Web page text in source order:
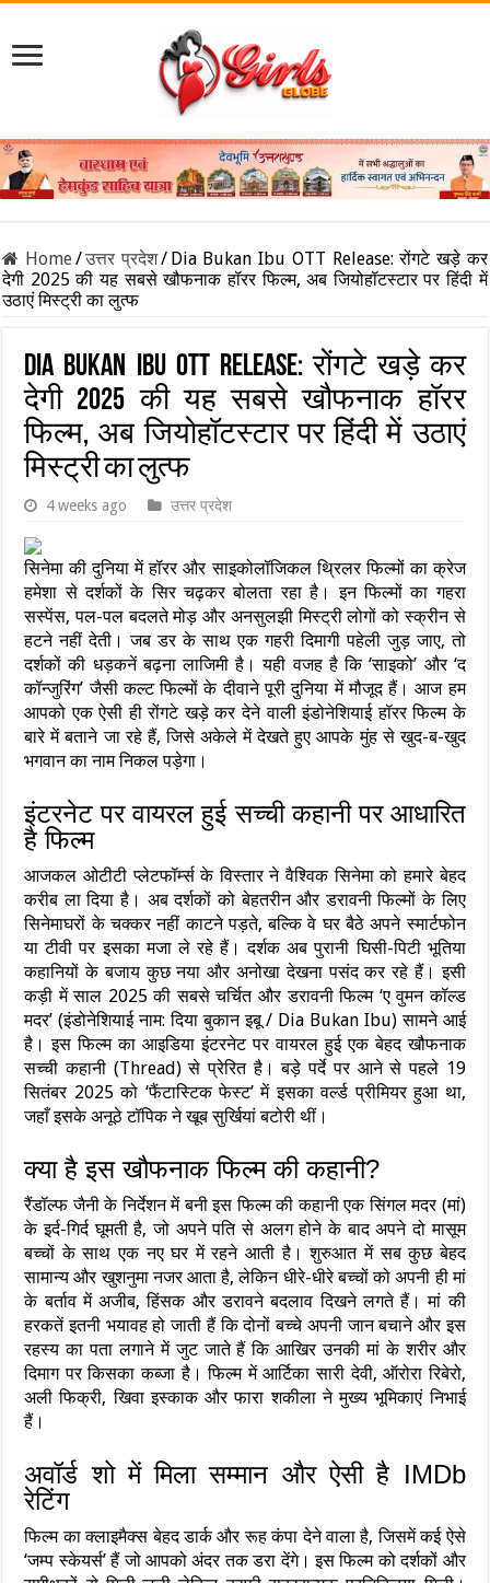
Home/उत्तर प्रदेश/ Dia Bukan Ibu OTT Release: रोंगटे खड़े कर
देगी 2025 की यह सबसे खौफनाक हॉरर फिल्म, अब जियोहॉटस्टार पर हिंदी में
उठाएं मिस्ट्री का लुत्फ
Dia Bukan Ibu OTT Release: रोंगटे खड़े कर
देगी 2025 की यह सबसे खौफनाक हॉरर
फिल्म, अब जियोहॉटस्टार पर हिंदी में उठाएं
मिस्ट्री का लुत्फ
4 weeks ago उत्तर प्रदेश
सिनेमा की दुनिया में हॉरर और साइकोलॉजिकल थ्रिलर फिल्मों का क्रेज
हमेशा से दर्शकों के सिर चढ़कर बोलता रहा है। इन फिल्मों का गहरा
सस्पेंस, पल-पल बदलते मोड़ और अनसुलझी मिस्ट्री लोगों को स्क्रीन से
हटने नहीं देती। जब डर के साथ एक गहरी दिमागी पहेली जुड़ जाए, तो
दर्शकों की धड़कनें बढ़ना लाजिमी है। यही वजह है कि ‘साइको’ और ‘द
कॉन्जुरिंग’ जैसी कल्ट फिल्मों के दीवाने पूरी दुनिया में मौजूद हैं। आज हम
आपको एक ऐसी ही रोंगटे खड़े कर देने वाली इंडोनेशियाई हॉरर फिल्म के
बारे में बताने जा रहे हैं, जिसे अकेले में देखते हुए आपके मुंह से खुद-ब-खुद
भगवान का नाम निकल पड़ेगा।
इंटरनेट पर वायरल हुई सच्ची कहानी पर आधारित
है फिल्म
आजकल ओटीटी प्लेटफॉर्म्स के विस्तार ने वैश्विक सिनेमा को हमारे बेहद
करीब ला दिया है। अब दर्शकों को बेहतरीन और डरावनी फिल्मों के लिए
सिनेमाघरों के चक्कर नहीं काटने पड़ते, बल्कि वे घर बैठे अपने स्मार्टफोन
या टीवी पर इसका मजा ले रहे हैं। दर्शक अब पुरानी घिसी-पिटी भूतिया
कहानियों के बजाय कुछ नया और अनोखा देखना पसंद कर रहे हैं। इसी
कड़ी में साल 2025 की सबसे चर्चित और डरावनी फिल्म ‘ए वुमन कॉल्ड
मदर’ (इंडोनेशियाई नाम: दिया बुकान इबू / Dia Bukan Ibu) सामने आई
है। इस फिल्म का आइडिया इंटरनेट पर वायरल हुई एक बेहद खौफनाक
सच्ची कहानी (Thread) से प्रेरित है। बड़े पर्दे पर आने से पहले 19
सितंबर 2025 को ‘फैंटास्टिक फेस्ट’ में इसका वर्ल्ड प्रीमियर हुआ था,
जहाँ इसके अनूठे टॉपिक ने खूब सुर्खियां बटोरी थीं।
क्या है इस खौफनाक फिल्म की कहानी?
रैंडॉल्फ जैनी के निर्देशन में बनी इस फिल्म की कहानी एक सिंगल मदर (मां)
के इर्द-गिर्द घूमती है, जो अपने पति से अलग होने के बाद अपने दो मासूम
बच्चों के साथ एक नए घर में रहने आती है। शुरुआत में सब कुछ बेहद
सामान्य और खुशनुमा नजर आता है, लेकिन धीरे-धीरे बच्चों को अपनी ही मां
के बर्ताव में अजीब, हिंसक और डरावने बदलाव दिखने लगते हैं। मां की
हरकतें इतनी भयावह हो जाती हैं कि दोनों बच्चे अपनी जान बचाने और इस
रहस्य का पता लगाने में जुट जाते हैं कि आखिर उनकी मां के शरीर और
दिमाग पर किसका कब्जा है। फिल्म में आर्टिका सारी देवी, ऑरोरा रिबेरो,
अली फिक्री, खिवा इस्काक और फारा शकीला ने मुख्य भूमिकाएं निभाई
हैं।
अवॉर्ड शो में मिला सम्मान और ऐसी है IMDb
रेटिंग
फिल्म का क्लाइमैक्स बेहद डार्क और रूह कंपा देने वाला है, जिसमें कई ऐसे
‘जम्प स्केयर्स’ हैं जो आपको अंदर तक डरा देंगे। इस फिल्म को दर्शकों और